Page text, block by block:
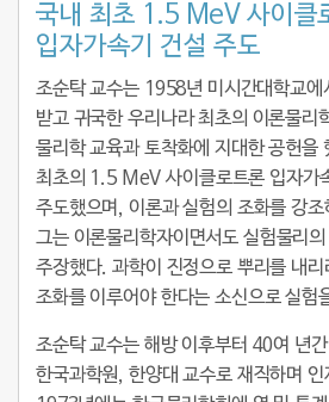
국내 최초 1.5 MeV 사이클
입자가속기 건설 주도
조순탁 교수는 1958년 미시간대학교에
받고 귀국한 우리나라 최초의 이론물리
물리학 교육과 토착화에 지대한 공헌을
최초의 1.5 MeV 사이클로트론 입자가
주도했으며, 이론과 실험의 조화를 강
그는 이론물리학자이면서도 실험물리
주장했다. 과학이 진정으로 뿌리를 내리
조화를 이루어야 한다는 소신으로 실험
조순탁 교수는 해방 이후부터 40여 년
한국과학원, 한양대 교수로 재직하며 인